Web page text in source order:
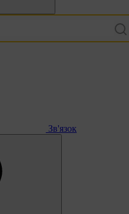
Зв'язок